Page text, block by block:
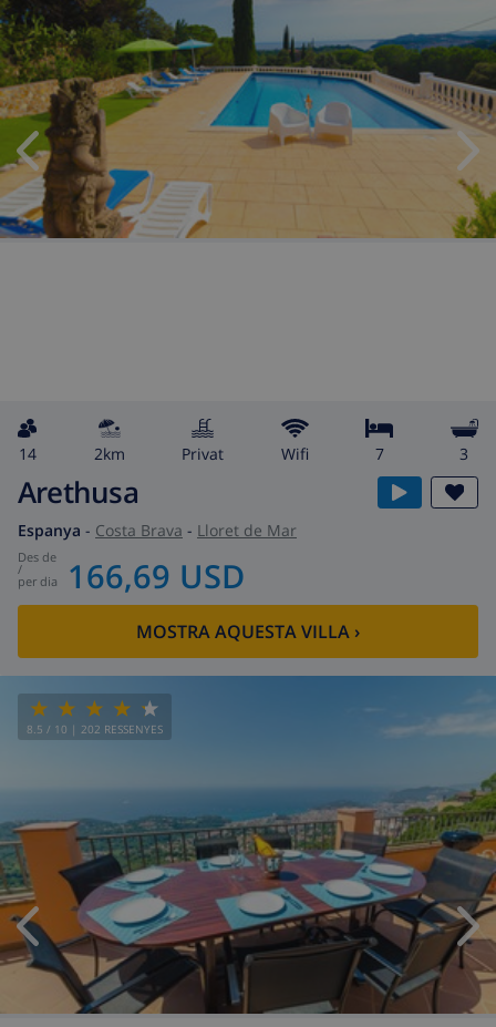
14 2km Privat wifi 7 3
Arethusa
Espanya - Costa Brava - Lloret de Mar
des de
/
per dia 166,69 USD
MOSTRA AQUESTA VILLA ›
8.5 / 10 | 202 RESSENYES